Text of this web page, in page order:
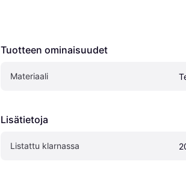
Tuotteen ominaisuudet
Materiaali
Lisätietoja
Listattu klarnassa